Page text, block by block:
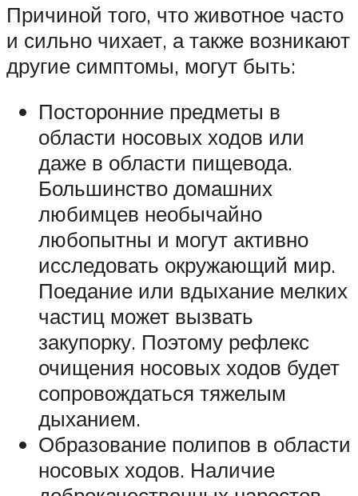
Причиной того, что животное часто
и сильно чихает, а также возникают
другие симптомы, могут быть:
Посторонние предметы в
области носовых ходов или
даже в области пищевода.
Большинство домашних
любимцев необычайно
любопытны и могут активно
исследовать окружающий мир.
Поедание или вдыхание мелких
частиц может вызвать
закупорку. Поэтому рефлекс
очищения носовых ходов будет
сопровождаться тяжелым
дыханием.
Образование полипов в области
носовых ходов. Наличие